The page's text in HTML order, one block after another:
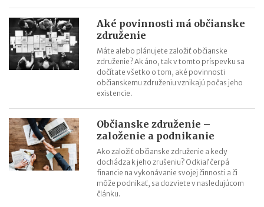
Odpisovanie elektromobilov a elektrobicyklov
Kontroly v oblasti registratúry
Registratúrny plán a registratúrny poriadok
Aké povinnosti má občianske
združenie
Máte alebo plánujete založiť občianske
združenie? Ak áno, tak v tomto príspevku sa
dočítate všetko o tom, aké povinnosti
občianskemu združeniu vznikajú počas jeho
existencie.
Občianske združenie –
založenie a podnikanie
Ako založiť občianske združenie a kedy
dochádza k jeho zrušeniu? Odkiaľ čerpá
financie na vykonávanie svojej činnosti a či
môže podnikať, sa dozviete v nasledujúcom
článku.